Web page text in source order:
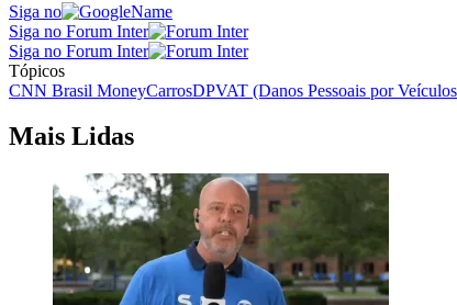
Siga no
Siga no Forum Inter
Siga no Forum Inter
Tópicos
CNN Brasil MoneyCarrosDPVAT (Danos Pessoais por
Mais Lidas